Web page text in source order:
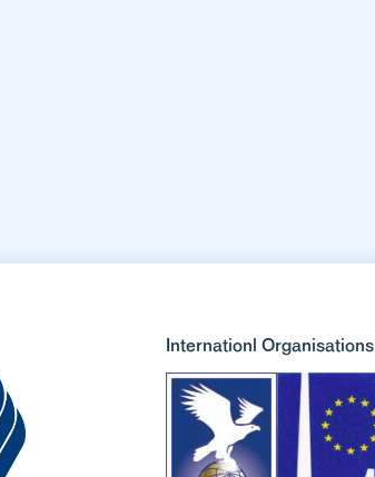
Internationl Organisations